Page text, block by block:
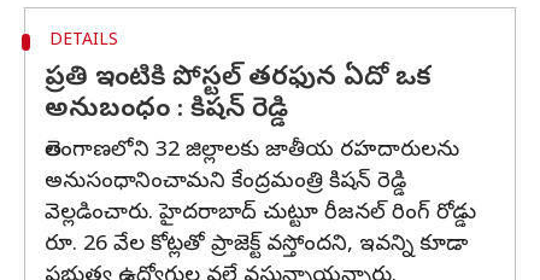
DETAILS
ప్రతి ఇంటికి పోస్టల్ తరఫున ఏదో ఒక
అనుబంధం : కిషన్ రెడ్డి
తెలంగాణలోని 32 జిల్లాలకు జాతీయ రహదారులను
అనుసంధానించామని కేంద్రమంత్రి కిషన్ రెడ్డి
వెల్లడించారు. హైదరాబాద్ చుట్టూ రీజనల్ రింగ్ రోడ్డు
రూ. 26 వేల కోట్లతో ప్రాజెక్ట్ వస్తోందని, ఇవన్ని కూడా